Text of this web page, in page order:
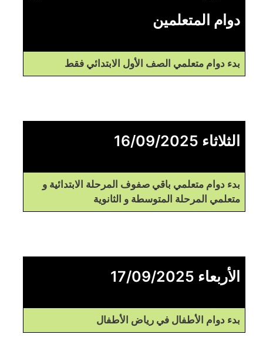
دوام المتعلمين
بدء دوام متعلمي الصف الأول الابتدائي فقط
الثلاثاء 16/09/2025
بدء دوام متعلمي باقي صفوف المرحلة الابتدائية و
متعلمي المرحلة المتوسطة و الثانوية
الأربعاء 17/09/2025
بدء دوام الأطفال في رياض الأطفال